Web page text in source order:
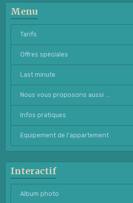
Menu
Tarifs
Offres spéciales
Last minute
Nous vous proposons aussi ...
Infos pratiques
Equipement de l'appartement
Interactif
Album photo